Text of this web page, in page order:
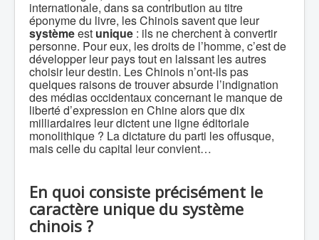
internationale, dans sa contribution au titre
éponyme du livre, les Chinois savent que leur
systèmeest unique : ils ne cherchent à convertir
personne. Pour eux, les droits de l’homme, c’est de
développer leur pays tout en laissant les autres
choisir leur destin. Les Chinois n’ont-ils pas
quelques raisons de trouver absurde l’indignation
des médias occidentaux concernant le manque de
liberté d’expression en Chine alors que dix
milliardaires leur dictent une ligne éditoriale
monolithique ? La dictature du parti les offusque,
mais celle du capital leur convient…
En quoi consiste précisément le
caractère unique du système
chinois ?